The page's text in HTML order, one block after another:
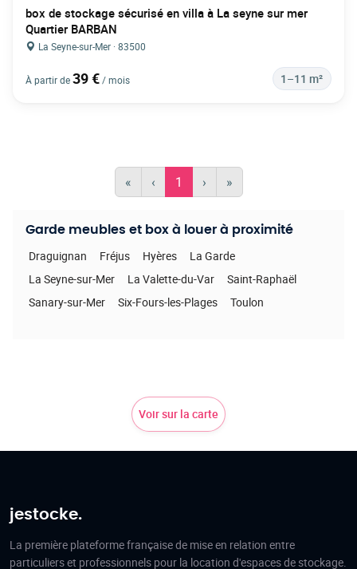
box de stockage sécurisé en villa à La seyne sur mer
Quartier BARBAN
La Seyne-sur-Mer · 83500
À partir de39 €/ mois 1–11 m²
« ‹ 1 › »
Garde meubles et box à louer à proximité
Draguignan Fréjus Hyères
La Garde
La Seyne-sur-Mer
La Valette-du-Var
Saint-Raphaël
Sanary-sur-Mer
Six-Fours-les-Plages Toulon
Voir sur la carte
jestocke.
La première plateforme française de mise en relation entre
particuliers et professionnels pour la location d'espaces de stockage.